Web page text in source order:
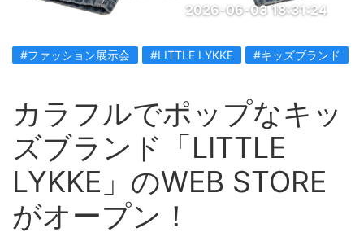
2026-06-03 18:31:24
#ファッション展示会 #LITTLE LYKKE #キッズブランド
カラフルでポップなキッ
ズブランド「LITTLE
LYKKE」のWEB STORE
がオープン！